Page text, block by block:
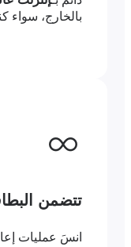
بالخارج، سواء كنت
تتضمن البطاقة
انسَ عمليات إعادة